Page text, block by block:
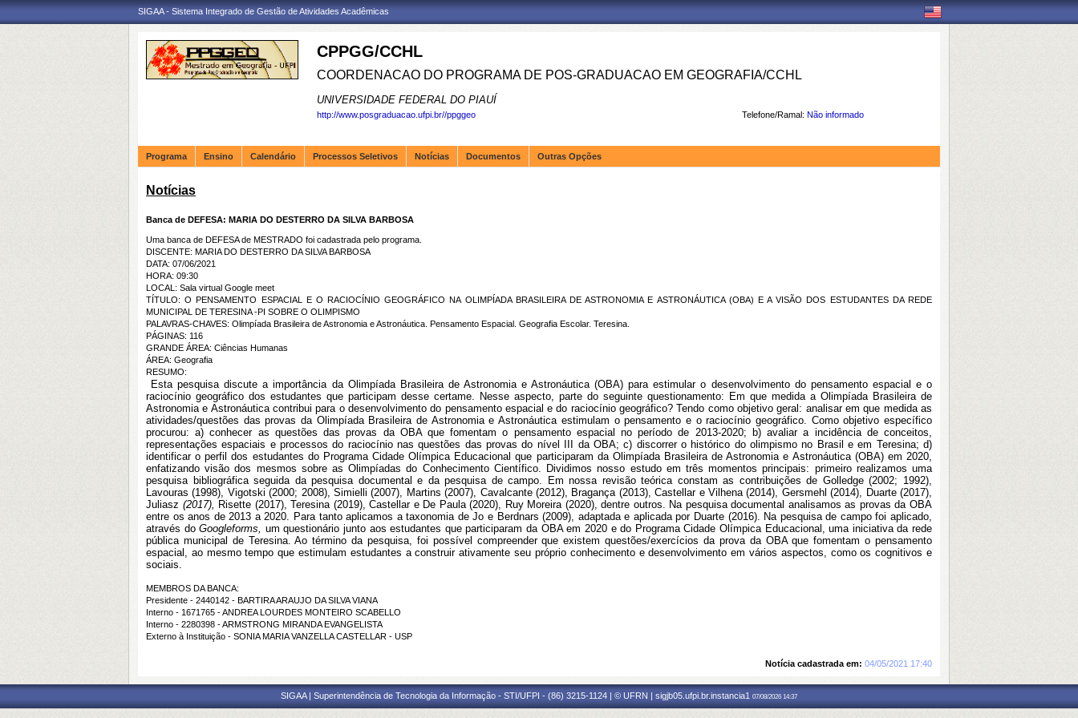
SIGAA - Sistema Integrado de Gestão de Atividades Acadêmicas
CPPGG/CCHL
COORDENACAO DO PROGRAMA DE POS-GRADUACAO EM GEOGRAFIA/CCHL
UNIVERSIDADE FEDERAL DO PIAUÍ
Telefone/Ramal: Não informado
http://www.posgraduacao.ufpi.br//ppggeo
Programa Ensino Calendário Processos Seletivos Notícias Documentos Outras Opções
Notícias
Banca de DEFESA: MARIA DO DESTERRO DA SILVA BARBOSA
Uma banca de DEFESA de MESTRADO foi cadastrada pelo programa.
DISCENTE: MARIA DO DESTERRO DA SILVA BARBOSA
DATA: 07/06/2021
HORA: 09:30
LOCAL: Sala virtual Google meet
TÍTULO: O PENSAMENTO ESPACIAL E O RACIOCÍNIO GEOGRÁFICO NA OLIMPÍADA BRASILEIRA DE ASTRONOMIA E ASTRONÁUTICA (OBA) E A VISÃO DOS ESTUDANTES DA REDE
MUNICIPAL DE TERESINA -PI SOBRE O OLIMPISMO
PALAVRAS-CHAVES: Olimpíada Brasileira de Astronomia e Astronáutica. Pensamento Espacial. Geografia Escolar. Teresina.
PÁGINAS: 116
GRANDE ÁREA: Ciências Humanas
ÁREA: Geografia
RESUMO:
Esta pesquisa discute a importância da Olimpíada Brasileira de Astronomia e Astronáutica (OBA) para estimular o desenvolvimento do pensamento espacial e o
raciocínio geográfico dos estudantes que participam desse certame. Nesse aspecto, parte do seguinte questionamento: Em que medida a Olimpíada Brasileira de
Astronomia e Astronáutica contribui para o desenvolvimento do pensamento espacial e do raciocínio geográfico? Tendo como objetivo geral: analisar em que medida as
atividades/questões das provas da Olimpíada Brasileira de Astronomia e Astronáutica estimulam o pensamento e o raciocínio geográfico. Como objetivo específico
procurou: a) conhecer as questões das provas da OBA que fomentam o pensamento espacial no período de 2013-2020; b) avaliar a incidência de conceitos,
representações espaciais e processos do raciocínio nas questões das provas do nível III da OBA; c) discorrer o histórico do olimpismo no Brasil e em Teresina; d)
identificar o perfil dos estudantes do Programa Cidade Olímpica Educacional que participaram da Olimpíada Brasileira de Astronomia e Astronáutica (OBA) em 2020,
enfatizando visão dos mesmos sobre as Olimpíadas do Conhecimento Científico. Dividimos nosso estudo em três momentos principais: primeiro realizamos uma
pesquisa bibliográfica seguida da pesquisa documental e da pesquisa de campo. Em nossa revisão teórica constam as contribuições de Golledge (2002; 1992),
Lavouras (1998), Vigotski (2000; 2008), Simielli (2007), Martins (2007), Cavalcante (2012), Bragança (2013), Castellar e Vilhena (2014), Gersmehl (2014), Duarte (2017),
Juliasz (2017), Risette (2017), Teresina (2019), Castellar e De Paula (2020), Ruy Moreira (2020), dentre outros. Na pesquisa documental analisamos as provas da OBA
entre os anos de 2013 a 2020. Para tanto aplicamos a taxonomia de Jo e Berdnars (2009), adaptada e aplicada por Duarte (2016). Na pesquisa de campo foi aplicado,
através doGoogleforms, um questionário junto aos estudantes que participaram da OBA em 2020 e do Programa Cidade Olímpica Educacional, uma iniciativa da rede
pública municipal de Teresina. Ao término da pesquisa, foi possível compreender que existem questões/exercícios da prova da OBA que fomentam o pensamento
espacial, ao mesmo tempo que estimulam estudantes a construir ativamente seu próprio conhecimento e desenvolvimento em vários aspectos, como os cognitivos e
sociais.
MEMBROS DA BANCA:
Presidente - 2440142 - BARTIRA ARAUJO DA SILVA VIANA
Interno - 1671765 - ANDREA LOURDES MONTEIRO SCABELLO
Interno - 2280398 - ARMSTRONG MIRANDA EVANGELISTA
Externo à Instituição - SONIA MARIA VANZELLA CASTELLAR - USP
Notícia cadastrada em: 04/05/2021 17:40
SIGAA | Superintendência de Tecnologia da Informação - STI/UFPI - (86) 3215-1124 | © UFRN | sigjb05.ufpi.br.instancia1 07/08/2026 14:37